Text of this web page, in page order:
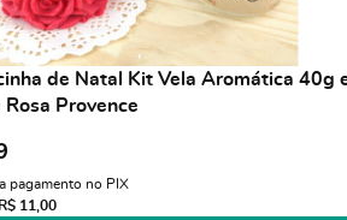
de Natal Kit Vela Aromática 40g
Provence
pagamento no PIX
R$ 11,00